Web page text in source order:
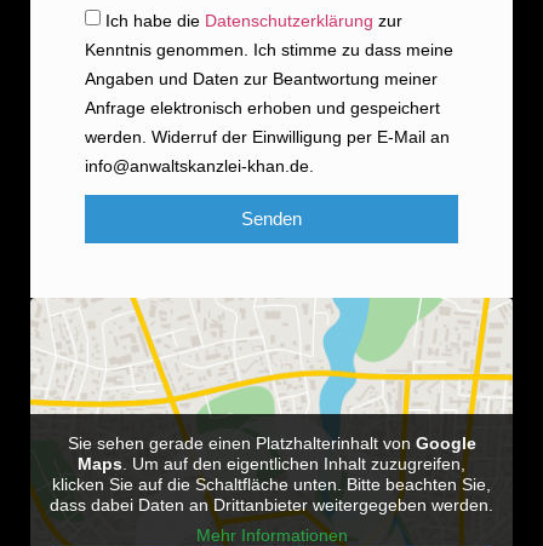
Sie sehen gerade einen Platzhalterinhalt von Google
Maps . Um auf den eigentlichen Inhalt zuzugreifen,
klicken Sie auf die Schaltfläche unten. Bitte beachten Sie,
dass dabei Daten an Drittanbieter weitergegeben werden.
Mehr Informationen
Ich habe die Datenschutzerklärung zur
Kenntnis genommen. Ich stimme zu dass meine
Angaben und Daten zur Beantwortung meiner
Anfrage elektronisch erhoben und gespeichert
werden. Widerruf der Einwilligung per E-Mail an
info@anwaltskanzlei-khan.de.
Senden